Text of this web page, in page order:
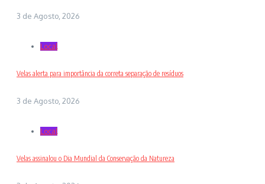
3 de Agosto, 2026
Local
Velas alerta para importância da correta separação de resíduos
3 de Agosto, 2026
Local
Velas assinalou o Dia Mundial da Conservação da Natureza